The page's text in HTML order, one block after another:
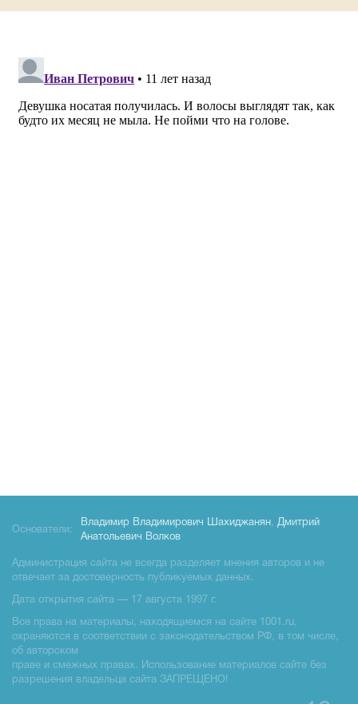
Основатели:
Владимир Владимирович Шахиджанян, Дмитрий
Анатольевич Волков
Администрация сайта не всегда разделяет мнения авторов и не
отвечает за достоверность публикуемых данных.
Дата открытия сайта — 17 августа 1997 г.
Все права на материалы, находящиемся на сайте 1001.ru,
охраняются в соответствии с законодательством РФ, в том числе,
об авторском
праве и смежных правах. Использование материалов сайте без
разрешения владельца сайта ЗАПРЕЩЕНО!